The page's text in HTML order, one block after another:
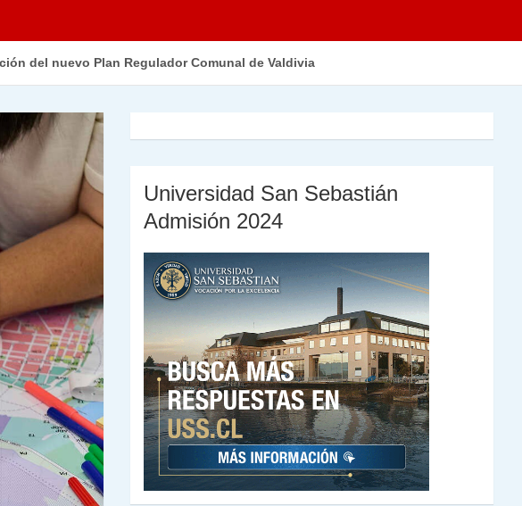
del nuevo Plan Regulador Comunal de Valdivia
Universidad San Sebastián
Admisión 2024